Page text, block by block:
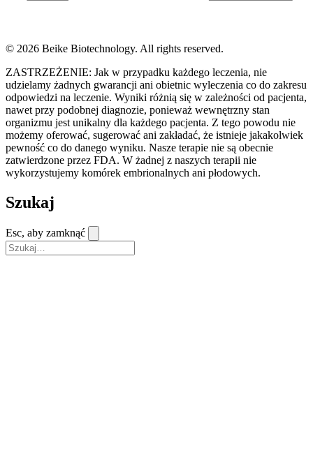
© 2026 Beike Biotechnology. All rights reserved.
ZASTRZEŻENIE: Jak w przypadku każdego leczenia, nie
udzielamy żadnych gwarancji ani obietnic wyleczenia co do zakresu
odpowiedzi na leczenie. Wyniki różnią się w zależności od pacjenta,
nawet przy podobnej diagnozie, ponieważ wewnętrzny stan
organizmu jest unikalny dla każdego pacjenta. Z tego powodu nie
możemy oferować, sugerować ani zakładać, że istnieje jakakolwiek
pewność co do danego wyniku. Nasze terapie nie są obecnie
zatwierdzone przez FDA. W żadnej z naszych terapii nie
wykorzystujemy komórek embrionalnych ani płodowych.
Szukaj
Esc, aby zamknąć